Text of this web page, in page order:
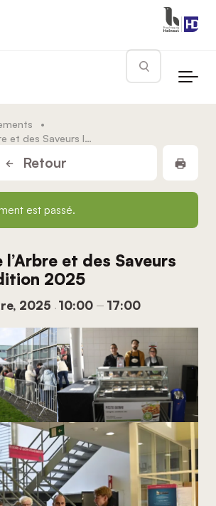
Rechercher
•
Journée de l’Arbre et des Saveurs locales | Edition 2025
Retour
est passé.
et des Saveurs
2025
2025 , 10:00 – 17:00